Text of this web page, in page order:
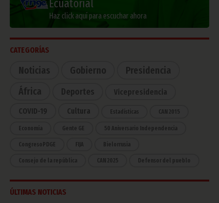
Ecuatorial
Haz click aquí para escuchar ahora
CATEGORÍAS
Noticias Gobierno
Presidencia
África
Deportes Vicepresidencia
COVID-19 Cultura Estadísticas CAN 2015
Economía Gente GE 50 Aniversario Independencia
CongresoPDGE FIJA Bielorrusia
Consejo de la república CAN 2025 Defensor del pueblo
ÚLTIMAS NOTICIAS